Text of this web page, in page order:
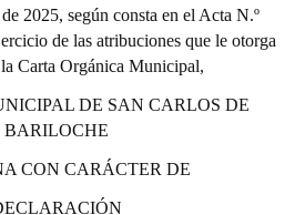
2025, según consta en el Acta N.º
de las atribuciones que le otorga
Carta Orgánica Municipal,
DE SAN CARLOS DE
BARILOCHE
CON CARÁCTER DE